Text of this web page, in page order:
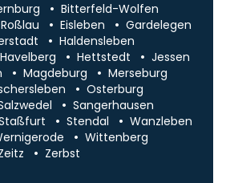
Bitterfeld-Wolfen
Eisleben
Gardelegen
Haldensleben
Havelberg Hettstedt
Jessen
Magdeburg
Merseburg
Osterburg
Sangerhausen
Stendal
Wanzleben
Wittenberg
Zerbst